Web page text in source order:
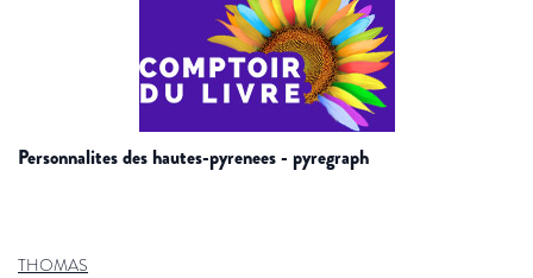
personnalites des hautes-pyrenees - pyregraph
THOMAS